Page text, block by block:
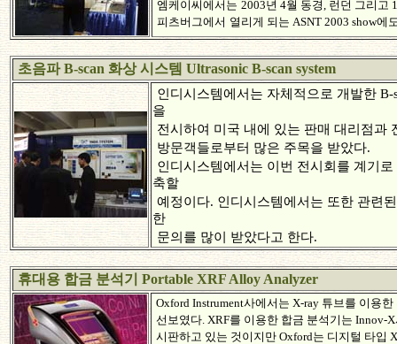
엠케이씨에서는 2003년 4월 동경, 런던 그리고
피츠버그에서 열리게 되는 ASNT 2003 show에
초음파 B-scan 화상 시스템 Ultrasonic B-scan system
인디시스템에서는 자체적으로 개발한
을
전시하여 미국 내에 있는 판매 대리점과
방문객들로부터 많은 주목을 받았다.
인디시스템에서는 이번 전시회를 계기
축할
예정이다. 인디시스템에서는 또한 관련
한
문의를 많이 받았다고 한다.
휴대용 합금 분석기 Portable XRF Alloy Analyzer
Oxford Instrument사에서는 X-ray 튜브를 이용
선보였다. XRF를 이용한 합금 분석기는 Innov-
시판하고 있는 것이지만 Oxford는 디지털 타입